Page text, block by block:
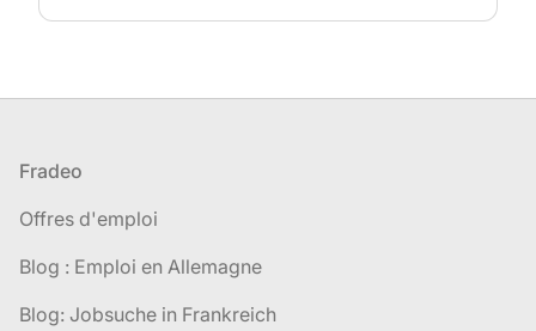
Pied de page
Fradeo
Offres d'emploi
Blog : Emploi en Allemagne
Blog: Jobsuche in Frankreich